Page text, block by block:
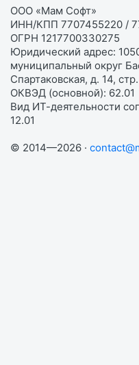
ООО «Мам Софт»
ИНН/КПП 7707455220 /
ОГРН 1217700330275
Юридический адрес:
муниципальный округ
Спартаковская, д. 14,
ОКВЭД (основной): 62.01
Вид ИТ-деятельности
12.01
© 2014—2026 ·